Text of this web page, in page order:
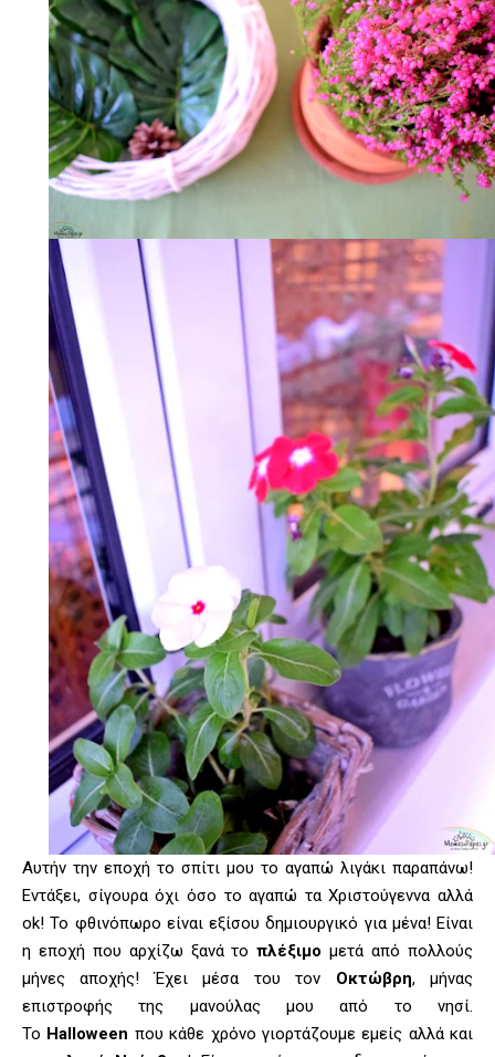
Αυτήν την εποχή το σπίτι μου το αγαπώ λιγάκι παραπάνω!
Εντάξει, σίγουρα όχι όσο το αγαπώ τα Χριστούγεννα αλλά
ok! Το φθινόπωρο είναι εξίσου δημιουργικό για μένα! Είναι
η εποχή που αρχίζω ξανά το πλέξιμο μετά από πολλούς
μήνες αποχής! Έχει μέσα του τον Οκτώβρη, μήνας
επιστροφής της μανούλας μου από το νησί.
Το Halloween που κάθε χρόνο γιορτάζουμε εμείς αλλά και